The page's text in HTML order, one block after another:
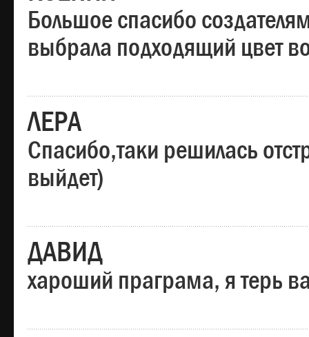
Большое спасибо
выбрала подходящий цвет
ЛЕРА
Спасибо,таки решилась
выйдет)
ДАВИД
хароший праграма, я терь